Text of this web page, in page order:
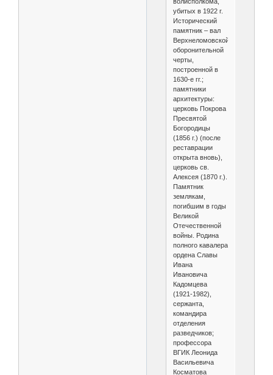
убитых в 1922 г.
Исторический
памятник – вал
Верхнеломовской
оборонительной
черты,
построенной в
1630-е гг.;
памятники
архитектуры:
церковь Покрова
Пресвятой
Богородицы
(1856 г.) (после
реставрации
открыта вновь),
церковь св.
Алексея (1870 г.).
Памятник
землякам,
погибшим в годы
Великой
Отечественной
войны. Родина
полного кавалера
ордена Славы
Ивана
Ивановича
Кадомцева
(1921-1982),
сержанта,
командира
отделения
разведчиков;
профессора
ВГИК Леонида
Васильевича
Косматова